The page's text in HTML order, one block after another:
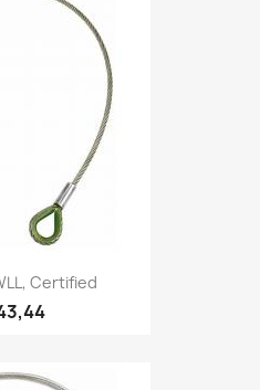
bekijken
Certified